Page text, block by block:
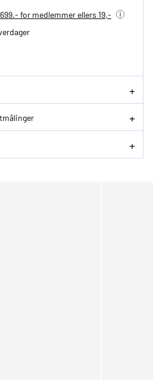
for medlemmer ellers 19,-